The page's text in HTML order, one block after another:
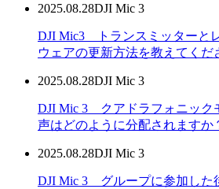
2025.08.28DJI Mic 3
DJI Mic3 トランスミッターと
ウェアの更新方法を教えてくだ
2025.08.28DJI Mic 3
DJI Mic 3 クアドラフォニック
声はどのように分配されますか
2025.08.28DJI Mic 3
DJI Mic 3 グループに参加した